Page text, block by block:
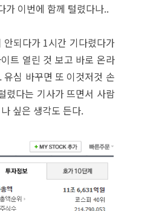
가 이번에 함께 털렸다나..
되다가 1시간 기다렸다가
트 열린 것 보고 바로 온라
심 바꾸면 또 이것저것 손
렸다는 기사가 뜨면서 사람
싶은 생각도 든다.